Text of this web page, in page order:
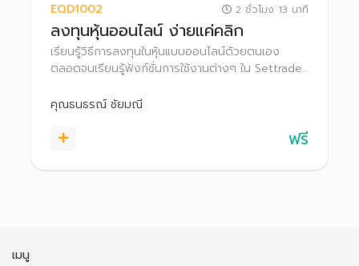
EQD1002 2 ชั่วโมง 13 นาที
ลงทุนหุ้นออนไลน์ ง่ายแค่คลิก
เรียนรู้วิธีการลงทุนในหุ้นแบบออนไลน์ด้วยตนเอง
ตลอดจนเรียนรู้ฟังก์ชั่นการใช้งานต่างๆ ใน Settrade
ประสิทธิภาพยิ่งขึ้น
คุณธนธรณ์ ชัยมณี
ฟรี
เมนู